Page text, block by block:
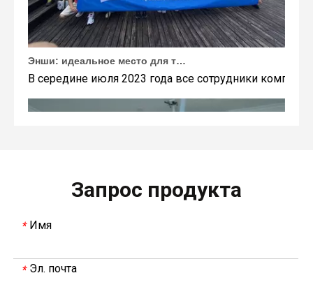
В середине июля 2023 года все сотрудники
Запрос продукта
* Имя
* Эл. почта